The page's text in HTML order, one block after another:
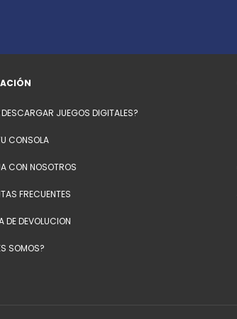
JUEGOS DIGITALES?
CONSOLA
CON NOSOTROS
FRECUENTES
DE DEVOLUCION
SOMOS?